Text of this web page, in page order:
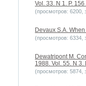
Vol. 33. N 1. P.
(просмотров: 6200,
Devaux S.A.
(просмотров: 6334,
Dewatripont M.
1988. Vol. 55. N 3.
(просмотров: 5874,